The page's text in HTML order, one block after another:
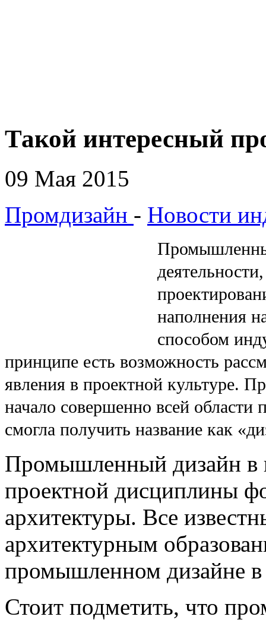
Такой интересный
09 Мая 2015
Промдизайн - Новости
наполнения
способом
принципе есть возможность
явления в проектной культуре.
начало совершенно всей области
смогла получить название как
Промышленный дизайн в
проектной дисциплины
архитектуры. Все
архитектурным
промышленном дизайне в
Стоит подметить, что